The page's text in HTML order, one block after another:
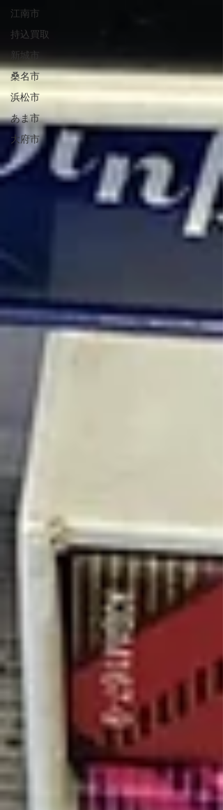
江南市
持込買取
新城市
桑名市
浜松市
あま市
大府市